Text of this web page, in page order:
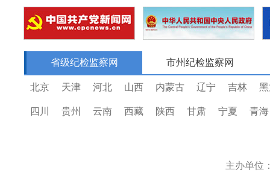
省级纪检监察网 市州纪检监察网
北京 天津 河北 山西 内蒙古 辽宁 吉林
四川 贵州 云南 西藏 陕西 甘肃 宁夏 青海
主办单位